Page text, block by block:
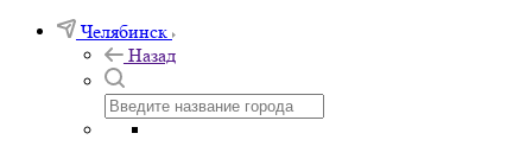
Челябинск
Назад